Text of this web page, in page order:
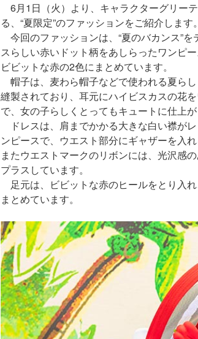
6月1日（火）より、キャラクターグリー
る、“夏限定”のファッションをご紹介します。
今回のファッションは、“夏のバカンス”
スらしい赤いドット柄をあしらったワンピ
ビビットな赤の2色にまとめています。
帽子は、麦わら帽子などで使われる夏ら
縫製されており、耳元にハイビスカスの花
で、女の子らしくとってもキュートに仕上が
ドレスは、肩までかかる大きな白い襟が
ンピースで、ウエスト部分にギャザーを入
またウエストマークのリボンには、光沢感
プラスしています。
足元は、ビビットな赤のヒールをとり入
まとめています。